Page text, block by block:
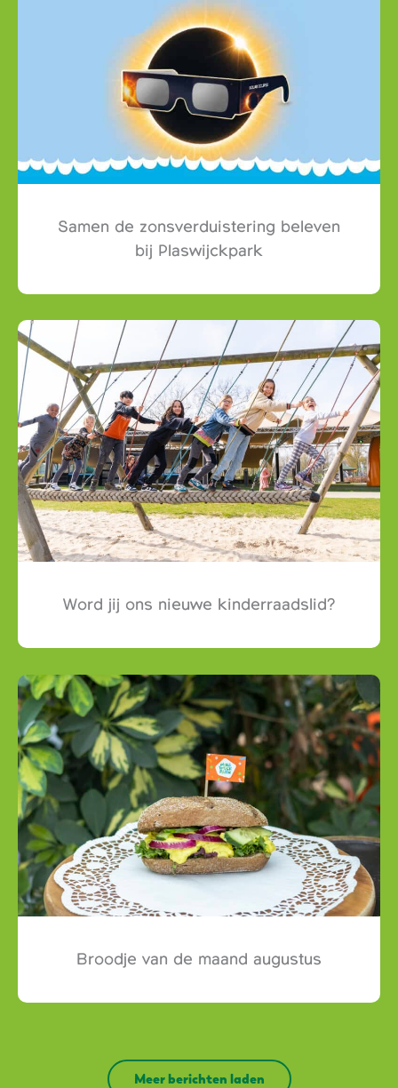
Samen de zonsverduistering beleven
bij Plaswijckpark
Word jij ons nieuwe kinderraadslid?
Broodje van de maand augustus
Meer berichten laden